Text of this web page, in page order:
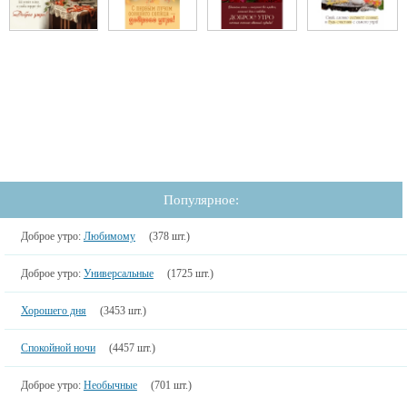
Популярное:
Доброе утро: Любимому (378 шт.)
Доброе утро: Универсальные (1725 шт.)
Хорошего дня (3453 шт.)
Спокойной ночи (4457 шт.)
Доброе утро: Необычные (701 шт.)